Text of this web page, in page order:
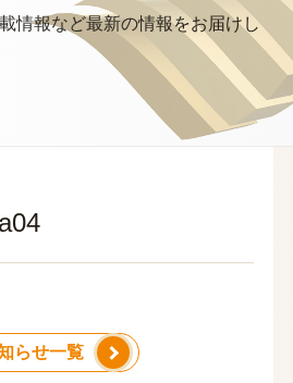
情報など最新の情報をお届けし
らせ一覧